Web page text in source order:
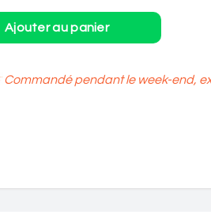
Commandé pendant le week-end,